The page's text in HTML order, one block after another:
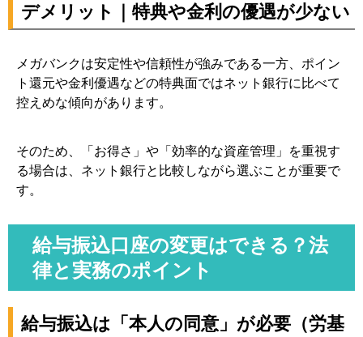
デメリット｜特典や金利の優遇が少ない
メガバンクは安定性や信頼性が強みである一方、ポイン
ト還元や金利優遇などの特典面ではネット銀行に比べて
控えめな傾向があります。
そのため、「お得さ」や「効率的な資産管理」を重視す
る場合は、ネット銀行と比較しながら選ぶことが重要で
す。
給与振込口座の変更はできる？法
律と実務のポイント
給与振込は「本人の同意」が必要（労基